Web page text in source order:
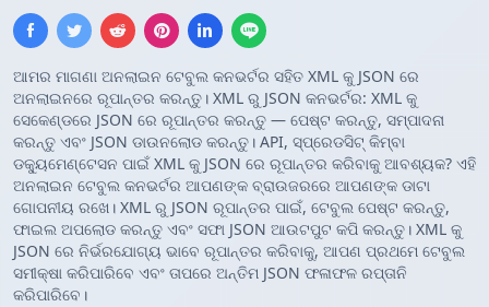
ଆମର ମାଗଣା ଅନଲାଇନ ଟେବୁଲ କନଭର୍ଟର ସହିତ XML କୁ JSON ରେ
ଅନଲାଇନରେ ରୂପାନ୍ତର କରନ୍ତୁ। XML ରୁ JSON କନଭର୍ଟର: XML କୁ
ସେକେଣ୍ଡରେ JSON ରେ ରୂପାନ୍ତର କରନ୍ତୁ — ପେଷ୍ଟ କରନ୍ତୁ, ସମ୍ପାଦନା
କରନ୍ତୁ ଏବଂ JSON ଡାଉନଲୋଡ କରନ୍ତୁ। API, ସ୍ପ୍ରେଡସିଟ୍ କିମ୍ବା
ଡକ୍ୟୁମେଣ୍ଟେସନ ପାଇଁ XML କୁ JSON ରେ ରୂପାନ୍ତର କରିବାକୁ ଆବଶ୍ୟକ? ଏହି
ଅନଲାଇନ ଟେବୁଲ କନଭର୍ଟର ଆପଣଙ୍କ ବ୍ରାଉଜରରେ ଆପଣଙ୍କ ଡାଟା
ଗୋପନୀୟ ରଖେ। XML ରୁ JSON ରୂପାନ୍ତର ପାଇଁ, ଟେବୁଲ ପେଷ୍ଟ କରନ୍ତୁ,
ଫାଇଲ ଅପଲୋଡ କରନ୍ତୁ ଏବଂ ସଫା JSON ଆଉଟପୁଟ କପି କରନ୍ତୁ। XML କୁ
JSON ରେ ନିର୍ଭରଯୋଗ୍ୟ ଭାବେ ରୂପାନ୍ତର କରିବାକୁ, ଆପଣ ପ୍ରଥମେ ଟେବୁଲ
ସମୀକ୍ଷା କରିପାରିବେ ଏବଂ ତାପରେ ଅନ୍ତିମ JSON ଫଳାଫଳ ରପ୍ତାନି
କରିପାରିବେ।